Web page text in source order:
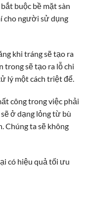
buộc bề mặt sàn
cho người sử dụng
khi tráng sẽ tạo ra
trong sẽ tạo ra lỗ chi
lý một cách triệt để.
công trong việc phải
ở dạng lỏng từ bù
Chúng ta sẽ không
có hiệu quả tối ưu